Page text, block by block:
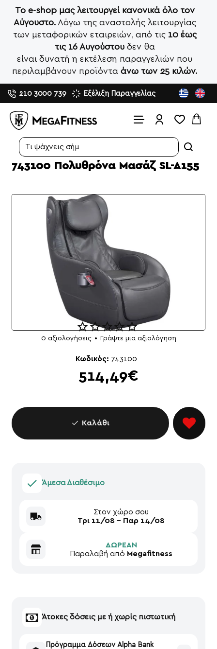
Το e-shop μας λειτουργεί κανονικά όλο τον
Αύγουστο.Λόγω της αναστολής λειτουργίας
των μεταφορικών εταιρειών, από τις 10 έως
τις 16 Αυγούστουδεν θα
είναι δυνατή η εκτέλεση παραγγελιών που
περιλαμβάνουν προϊόντα άνω των 25 κιλών.
210 3000 739 Εξέλιξη Παραγγελίας
Search...
743100 Πολυθρόνα Μασάζ SL-A155
0 αξιολογήσεις • Γράψτε μια αξιολόγηση
514,49€
Κωδικός: 743100
Καλάθι
Άμεσα Διαθέσιμο
Στον χώρο σου
Τρι 11/08 - Παρ 14/08
ΔΩΡΕΑΝ
Παραλαβή από Megafitness
Άτοκες δόσεις με ή χωρίς πιστωτική
Πρόγραμμα Δόσεων Alpha Bank